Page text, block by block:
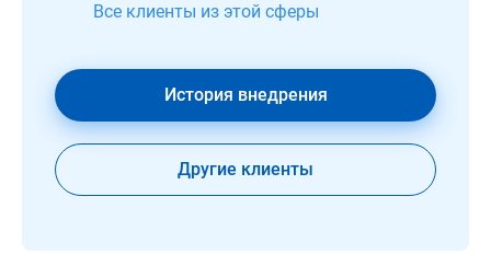
Все клиенты из этой сферы
История внедрения
Другие клиенты